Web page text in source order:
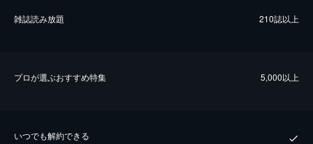
雑誌読み放題 210誌以上
プロが選ぶおすすめ特集 5,000以上
いつでも解約できる